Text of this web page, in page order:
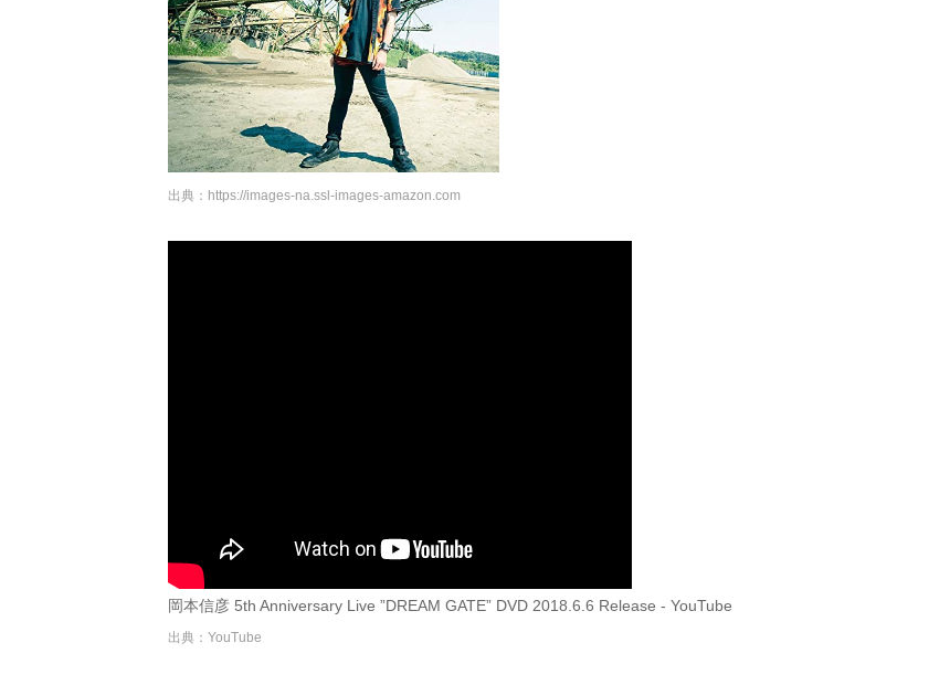
出典： https://images-na.ssl-images-amazon.com
岡本信彦 5th Anniversary Live ”DREAM GATE” DVD 2018.6.6 Release - YouTube
出典：YouTube